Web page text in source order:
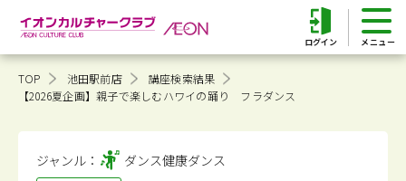
ログイン
TOP 池田駅前店
講座検索結果
【2026夏企画】親子で楽しむハワイの踊り フラダンス
ジャンル： ダンス健康ダンス